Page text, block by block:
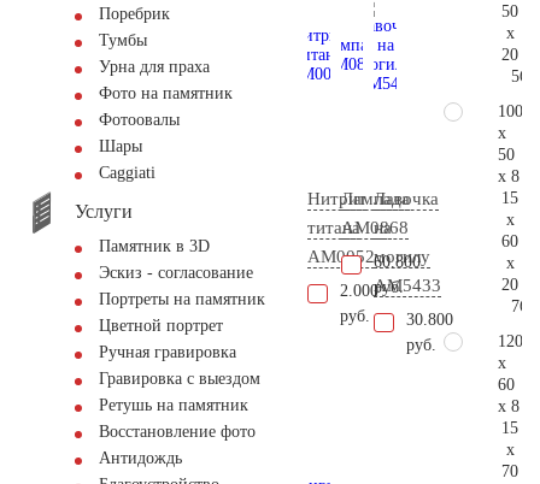
Поребрик
Тумбы
Урна для праха
Фото на памятник
Фотоовалы
Шары
Сaggiati
Услуги
Памятник в 3D
Эскиз - согласование
Портреты на памятник
Цветной портрет
Ручная гравировка
Гравировка с выездом
Ретушь на памятник
Восстановление фото
Антидождь
Нитрит
титана
AM0052
2.000
руб.
Лампада
AM0868
60.800
руб.
Лавочка
на
могилу
AM5433
30.800
руб.
50
x
20
100
x
50
x 8
15
x
60
x
20
120
x
60
x 8
15
x
70